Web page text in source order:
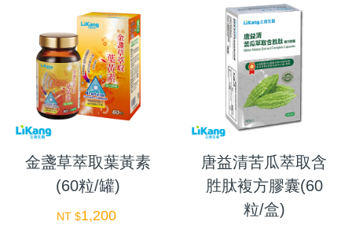
金盞草萃取葉黃素
(60粒/罐)
NT $1,200
唐益清苦瓜萃取含
胜肽複方膠囊(60
粒/盒)